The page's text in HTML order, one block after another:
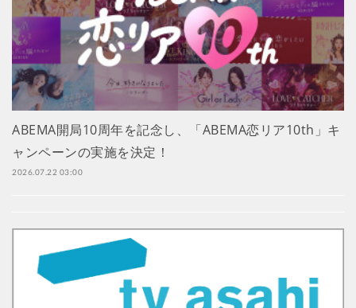
ABEMA開局10周年を記念し、「ABEMA恋リア10th」キ
ャンペーンの実施を決定！
2026.07.22 03:00